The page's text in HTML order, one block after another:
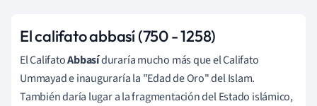
El califato abbasí (750 - 1258)
El CalifatoAbbasíduraría mucho más que el Califato
Ummayade inauguraría la "Edad de Oro" del Islam.
También daría lugar a la fragmentación del Estado islámico,